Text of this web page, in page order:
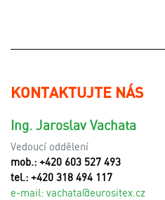
KONTAKTUJTE NÁS
Ing. Jaroslav Vachata
Vedoucí oddělení
mob.: +420 603 527 493
tel.: +420 318 494 117
e-mail: vachata@eurositex.cz